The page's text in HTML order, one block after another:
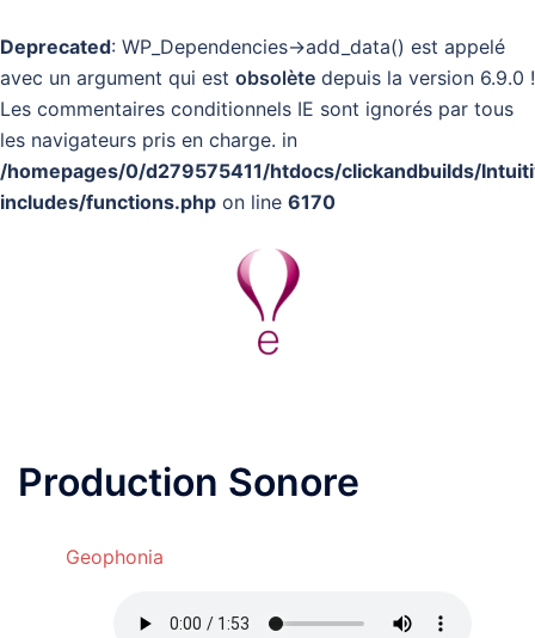
Deprecated: WP_Dependencies->add_data() est appelé
avec un argument qui est obsolète depuis la version 6.9.0 !
Les commentaires conditionnels IE sont ignorés par tous
les navigateurs pris en charge. in
/homepages/0/d279575411/htdocs/clickandbuilds/
includes/functions.php on line 6170
Production Sonore
Geophonia